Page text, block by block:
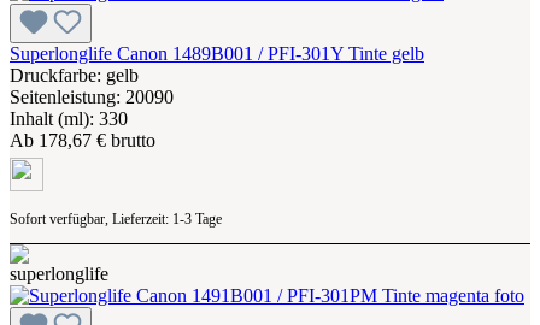
Superlonglife Canon 1489B001 / PFI-301Y Tinte gelb
Druckfarbe: gelb
Seitenleistung: 20090
Inhalt (ml): 330
Ab 178,67 € brutto
Sofort verfügbar, Lieferzeit: 1-3 Tage